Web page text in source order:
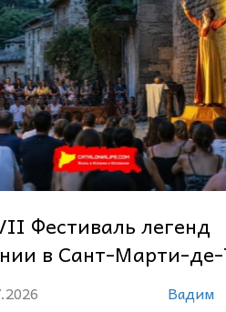
Фестиваль легенд
в Сант-Марти-
где оживают Вадим